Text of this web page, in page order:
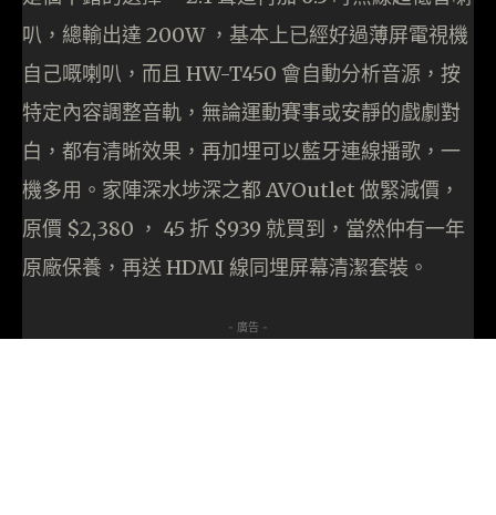
叭，總輸出達 200W ，基本上已經好過薄屏電視機
自己嘅喇叭，而且 HW-T450 會自動分析音源，按
特定內容調整音軌，無論運動賽事或安靜的戲劇對
白，都有清晰效果，再加埋可以藍牙連線播歌，一
機多用。家陣深水埗深之都 AVOutlet 做緊減價，
原價 $2,380 ， 45 折 $939 就買到，當然仲有一年
原廠保養，再送 HDMI 線同埋屏幕清潔套裝。
- 廣告 -